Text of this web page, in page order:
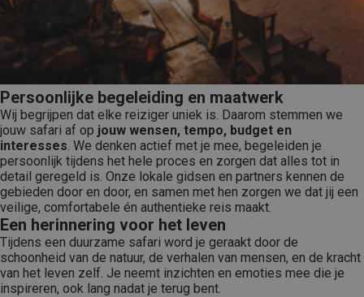
Persoonlijke begeleiding en maatwerk
Wij begrijpen dat elke reiziger uniek is. Daarom stemmen we
jouw safari af op jouw wensen, tempo, budget en
interesses. We denken actief met je mee, begeleiden je
persoonlijk tijdens het hele proces en zorgen dat alles tot in
detail geregeld is. Onze lokale gidsen en partners kennen de
gebieden door en door, en samen met hen zorgen we dat jij een
veilige, comfortabele én authentieke reis maakt.
Een herinnering voor het leven
Tijdens een duurzame safari word je geraakt door de
schoonheid van de natuur, de verhalen van mensen, en de kracht
van het leven zelf. Je neemt inzichten en emoties mee die je
inspireren, ook lang nadat je terug bent.